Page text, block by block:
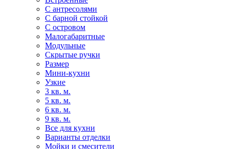
С антресолями
С барной стойкой
С островом
Малогабаритные
Модульные
Скрытые ручки
Размер
Мини-кухни
Узкие
3 кв. м.
5 кв. м.
6 кв. м.
9 кв. м.
Все для кухни
Варианты отделки
Мойки и смесители